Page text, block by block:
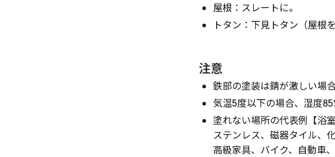
屋根：スレートに。
トタン：下見トタン（屋根
注意
鉄部の塗装は錆が激しい場
気温5度以下の場合、湿度
塗れない場所の代表例【浴
ステンレス、磁器タイル、
高級家具、バイク、自動車